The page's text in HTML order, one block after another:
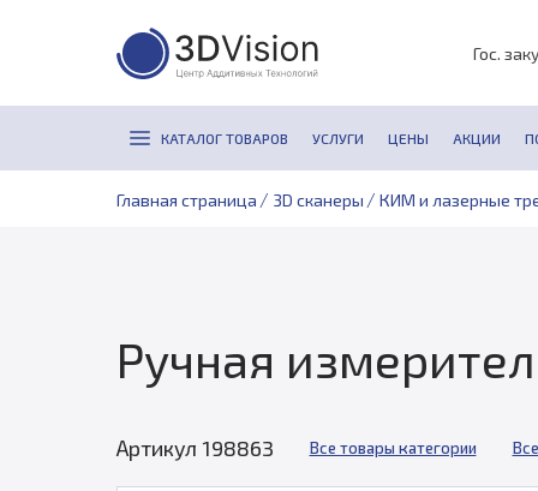
Гос.
КАТАЛОГ ТОВАРОВ УСЛУГИ ЦЕНЫ АКЦИИ
Главная страница / 3D сканеры / КИМ и лазерные
Ручная
Артикул 198863 Все товары категории